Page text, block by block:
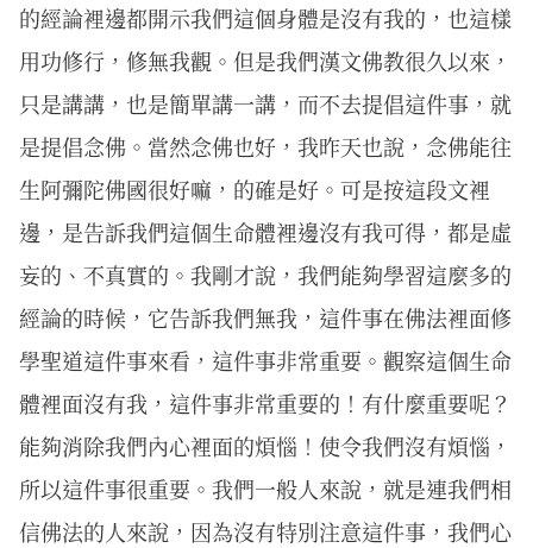
的經論裡邊都開示我們這個身體是沒有我的，也這樣
用功修行，修無我觀。但是我們漢文佛教很久以來，
只是講講，也是簡單講一講，而不去提倡這件事，就
是提倡念佛。當然念佛也好，我昨天也說，念佛能往
生阿彌陀佛國很好嘛，的確是好。可是按這段文裡
邊，是告訴我們這個生命體裡邊沒有我可得，都是虛
妄的、不真實的。我剛才說，我們能夠學習這麼多的
經論的時候，它告訴我們無我，這件事在佛法裡面修
學聖道這件事來看，這件事非常重要。觀察這個生命
體裡面沒有我，這件事非常重要的！有什麼重要呢？
能夠消除我們內心裡面的煩惱！使令我們沒有煩惱，
所以這件事很重要。我們一般人來說，就是連我們相
信佛法的人來說，因為沒有特別注意這件事，我們心